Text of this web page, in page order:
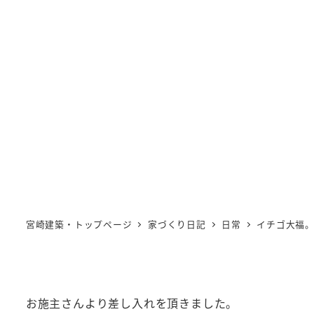
宮崎建築・トップページ 家づくり日記 日常 イチゴ大福。
お施主さんより差し入れを頂きました。